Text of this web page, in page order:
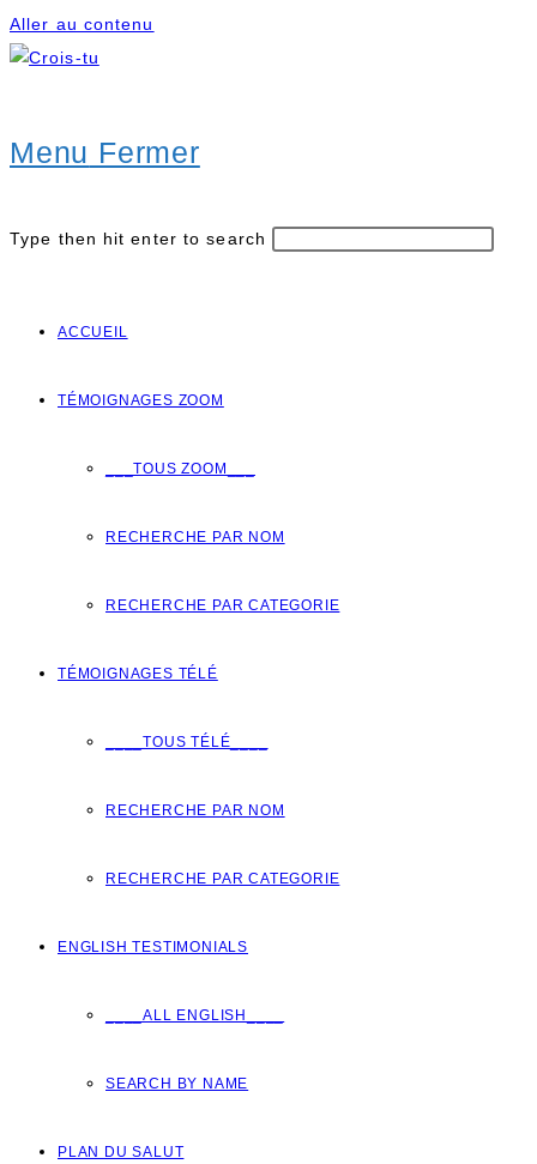
Aller au contenu
Menu Fermer
Type then hit enter to search
ACCUEIL
TÉMOIGNAGES ZOOM
___TOUS ZOOM___
RECHERCHE PAR NOM
RECHERCHE PAR CATEGORIE
TÉMOIGNAGES TÉLÉ
____TOUS TÉLÉ____
RECHERCHE PAR NOM
RECHERCHE PAR CATEGORIE
ENGLISH TESTIMONIALS
____ALL ENGLISH____
SEARCH BY NAME
PLAN DU SALUT